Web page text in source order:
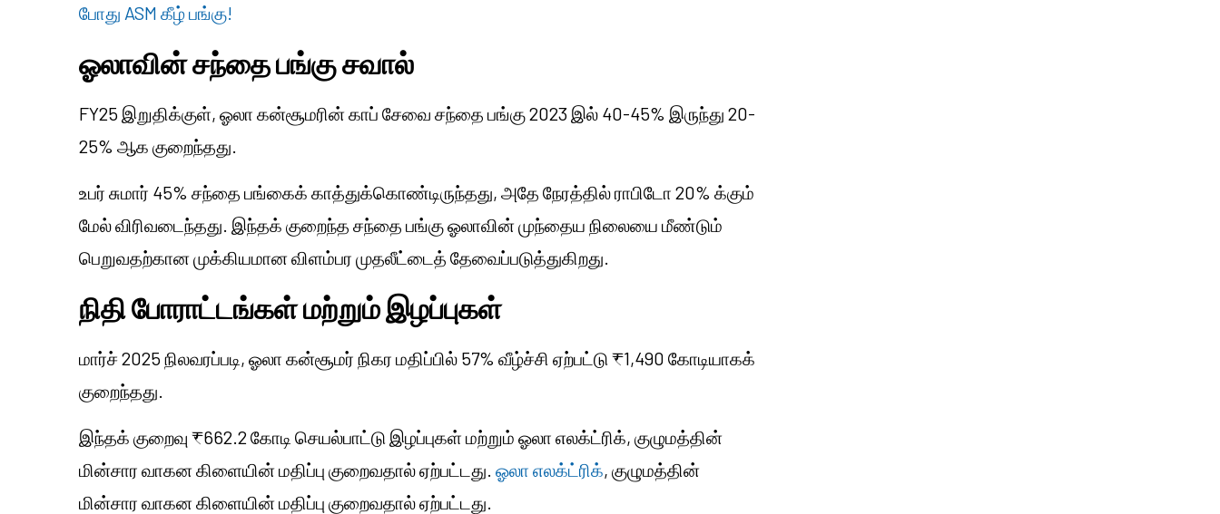
போது ASM கீழ் பங்கு!
ஓலாவின் சந்தை பங்கு சவால்
FY25 இறுதிக்குள், ஓலா கன்சூமரின் காப் சேவை சந்தை பங்கு 2023 இல் 40-45% இருந்து 20-
25% ஆக குறைந்தது.
உபர் சுமார் 45% சந்தை பங்கைக் காத்துக்கொண்டிருந்தது, அதே நேரத்தில் ராபிடோ 20% க்கும்
மேல் விரிவடைந்தது. இந்தக் குறைந்த சந்தை பங்கு ஓலாவின் முந்தைய நிலையை மீண்டும்
பெறுவதற்கான முக்கியமான விளம்பர முதலீட்டைத் தேவைப்படுத்துகிறது.
நிதி போராட்டங்கள் மற்றும் இழப்புகள்
மார்ச் 2025 நிலவரப்படி, ஓலா கன்சூமர் நிகர மதிப்பில் 57% வீழ்ச்சி ஏற்பட்டு ₹1,490 கோடியாகக்
குறைந்தது.
இந்தக் குறைவு ₹662.2 கோடி செயல்பாட்டு இழப்புகள் மற்றும் ஓலா எலக்ட்ரிக், குழுமத்தின்
மின்சார வாகன கிளையின் மதிப்பு குறைவதால் ஏற்பட்டது. ஓலா எலக்ட்ரிக், குழுமத்தின்
மின்சார வாகன கிளையின் மதிப்பு குறைவதால் ஏற்பட்டது.